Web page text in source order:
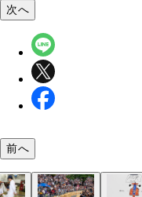
次へ
前へ